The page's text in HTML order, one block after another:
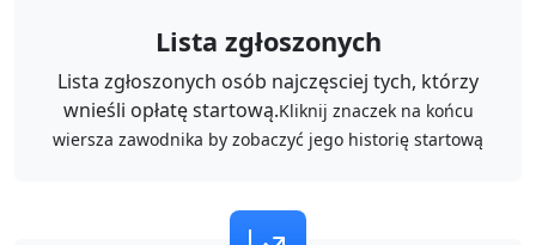
Lista zgłoszonych
Lista zgłoszonych osób najczęsciej tych, którzy
wnieśli opłatę startową.Kliknij znaczek na końcu
wiersza zawodnika by zobaczyć jego historię startową